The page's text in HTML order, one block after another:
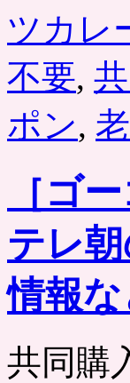
ツカレ
不要,
ポン,
［ゴ
テレ
情報
共同購